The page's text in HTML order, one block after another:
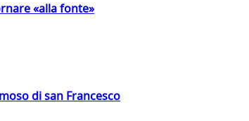
«alla fonte»
di san Francesco